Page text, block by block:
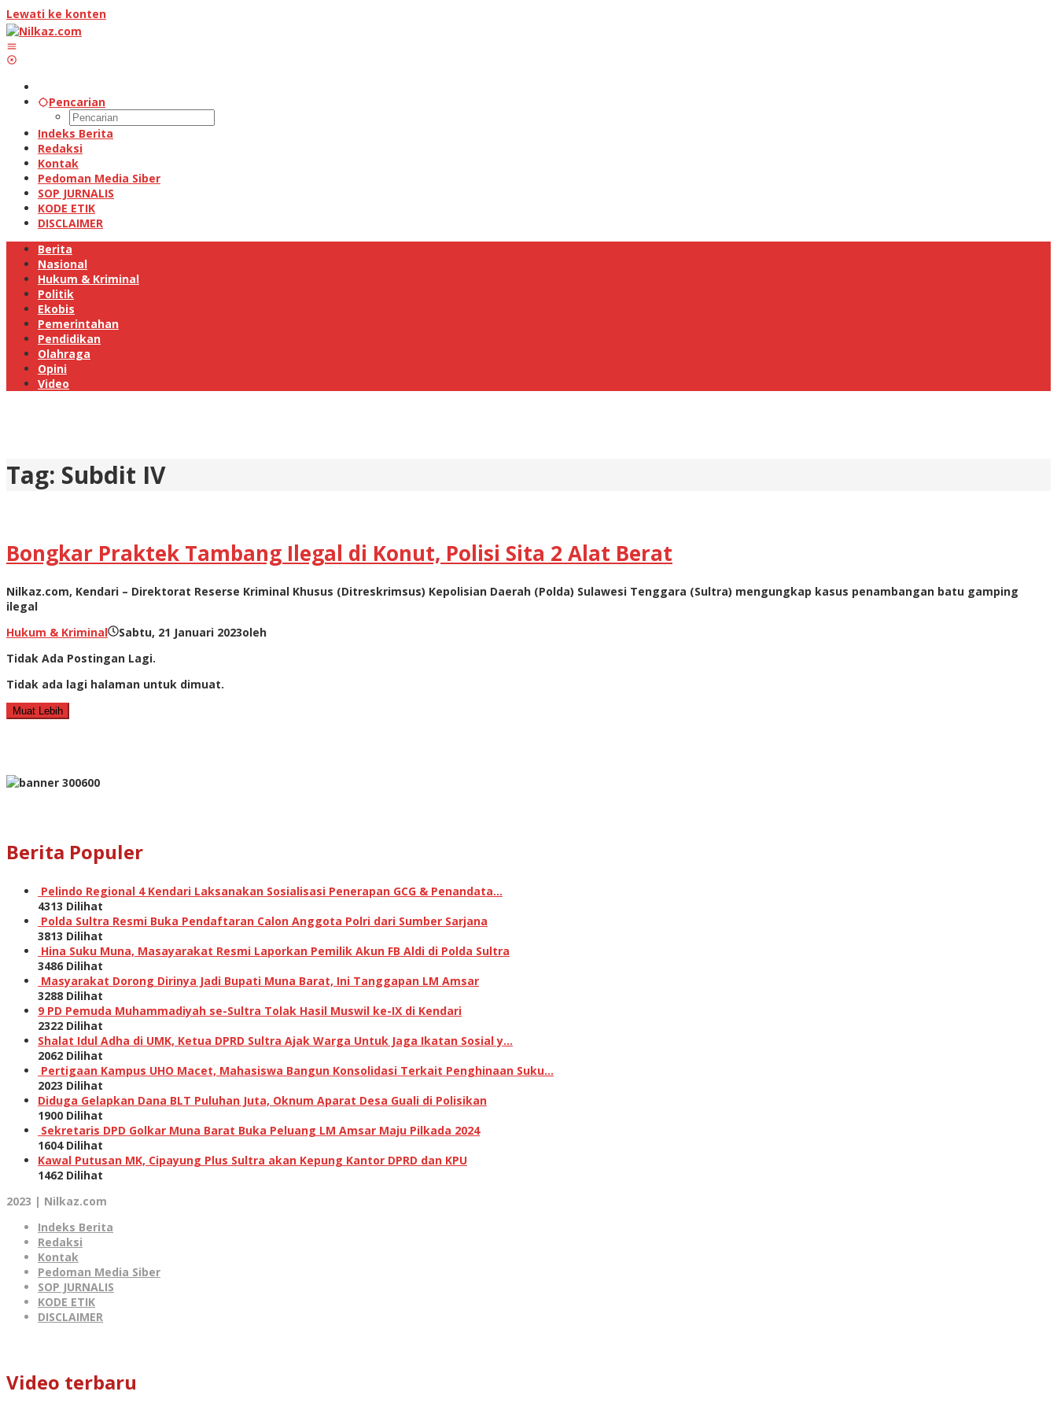
Lewati ke konten
Pencarian
Indeks Berita
Redaksi
Kontak
Pedoman Media Siber
SOP JURNALIS
KODE ETIK
DISCLAIMER
Berita
Nasional
Hukum & Kriminal
Politik
Ekobis
Pemerintahan
Pendidikan
Olahraga
Opini
Video
Tag: Subdit IV
Bongkar Praktek Tambang Ilegal di Konut, Polisi Sita 2 Alat Berat
Nilkaz.com, Kendari – Direktorat Reserse Kriminal Khusus (Ditreskrimsus) Kepolisian Daerah (Polda) Sulawesi Tenggara (Sultra) mengungkap kasus penambangan batu gamping
ilegal
Hukum & Kriminal
Sabtu, 21 Januari 2023oleh
Tidak Ada Postingan Lagi.
Tidak ada lagi halaman untuk dimuat.
Muat Lebih
Berita Populer
Pelindo Regional 4 Kendari Laksanakan Sosialisasi Penerapan GCG & Penandata…
4313 Dilihat
Polda Sultra Resmi Buka Pendaftaran Calon Anggota Polri dari Sumber Sarjana
3813 Dilihat
Hina Suku Muna, Masayarakat Resmi Laporkan Pemilik Akun FB Aldi di Polda Sultra
3486 Dilihat
Masyarakat Dorong Dirinya Jadi Bupati Muna Barat, Ini Tanggapan LM Amsar
3288 Dilihat
9 PD Pemuda Muhammadiyah se-Sultra Tolak Hasil Muswil ke-IX di Kendari
2322 Dilihat
Shalat Idul Adha di UMK, Ketua DPRD Sultra Ajak Warga Untuk Jaga Ikatan Sosial y…
2062 Dilihat
Pertigaan Kampus UHO Macet, Mahasiswa Bangun Konsolidasi Terkait Penghinaan Suku…
2023 Dilihat
Diduga Gelapkan Dana BLT Puluhan Juta, Oknum Aparat Desa Guali di Polisikan
1900 Dilihat
Sekretaris DPD Golkar Muna Barat Buka Peluang LM Amsar Maju Pilkada 2024
1604 Dilihat
Kawal Putusan MK, Cipayung Plus Sultra akan Kepung Kantor DPRD dan KPU
1462 Dilihat
2023 | Nilkaz.com
Indeks Berita
Redaksi
Kontak
Pedoman Media Siber
SOP JURNALIS
KODE ETIK
DISCLAIMER
Video terbaru